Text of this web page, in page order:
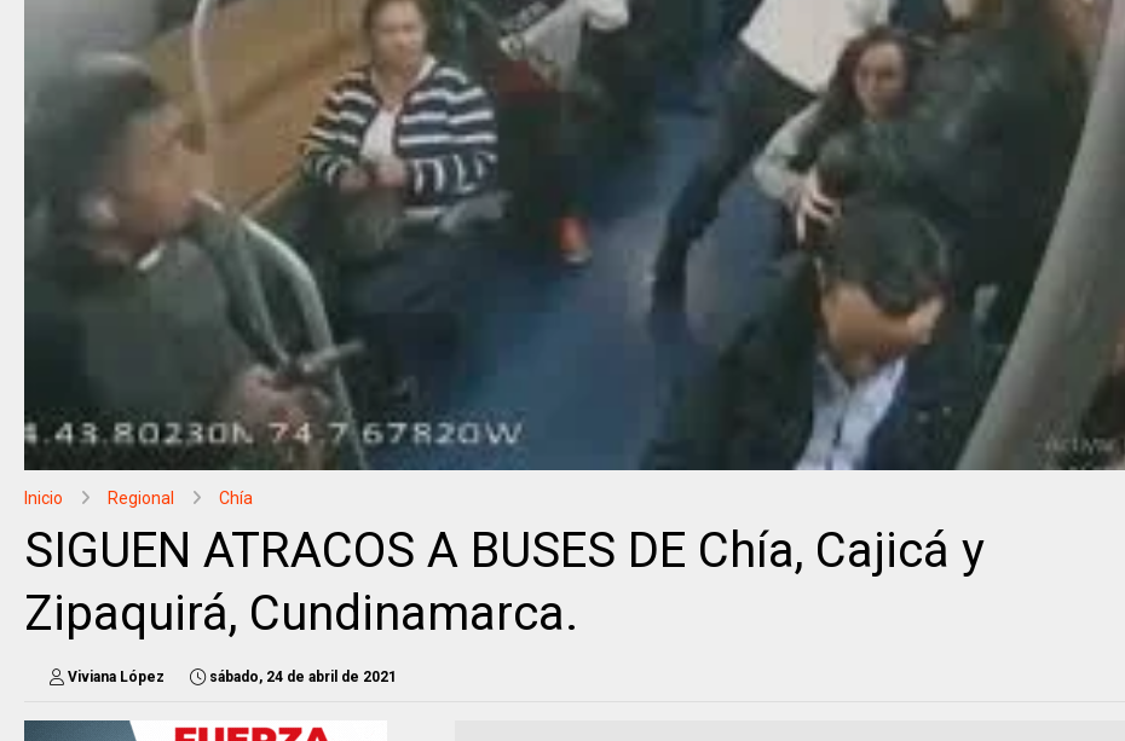
Inicio Regional Chía
SIGUEN ATRACOS A BUSES DE Chía, Cajicá y
Zipaquirá, Cundinamarca.
Viviana López sábado, 24 de abril de 2021